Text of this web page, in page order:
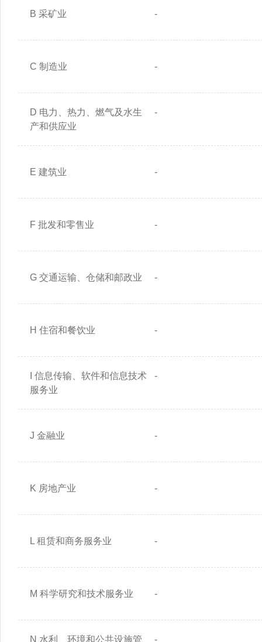
B 采矿业 -
C 制造业 -
D 电力、热力、燃气及水生
产和供应业
-
E 建筑业 -
F 批发和零售业 -
G 交通运输、仓储和邮政业 -
H 住宿和餐饮业 -
I 信息传输、软件和信息技术
服务业
-
J 金融业 -
K 房地产业 -
L 租赁和商务服务业 -
M 科学研究和技术服务业 -
N 水利、环境和公共设施管 -